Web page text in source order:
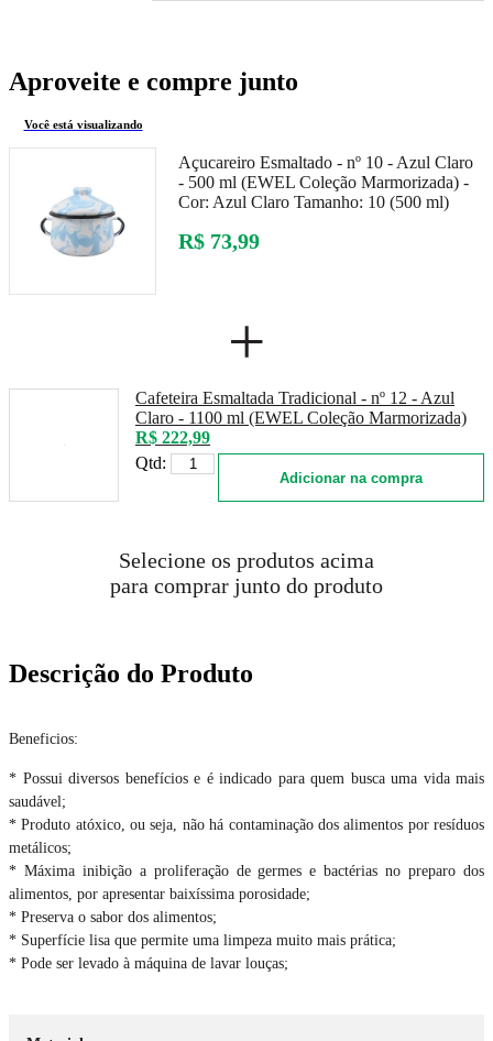
Aproveite e compre junto
Você está visualizando
Açucareiro Esmaltado - nº 10 - Azul Claro
- 500 ml (EWEL Coleção Marmorizada) -
Cor: Azul Claro Tamanho: 10 (500 ml)
R$ 73,99
+
Cafeteira Esmaltada Tradicional - nº 12 - Azul
Claro - 1100 ml (EWEL Coleção Marmorizada)
R$ 222,99
Qtd:
Adicionar na compra
Selecione os produtos acima
para comprar junto do produto
Descrição do Produto
Beneficios:
* Possui diversos benefícios e é indicado para quem busca uma vida mais
saudável;
* Produto atóxico, ou seja, não há contaminação dos alimentos por resíduos
metálicos;
* Máxima inibição a proliferação de germes e bactérias no preparo dos
alimentos, por apresentar baixíssima porosidade;
* Preserva o sabor dos alimentos;
* Superfície lisa que permite uma limpeza muito mais prática;
* Pode ser levado à máquina de lavar louças;